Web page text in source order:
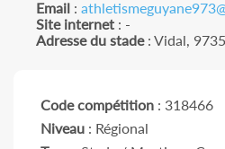
Email:
Site internet: -
Adresse du stade: Vidal,
Code compétition : 318466
Niveau : Régional